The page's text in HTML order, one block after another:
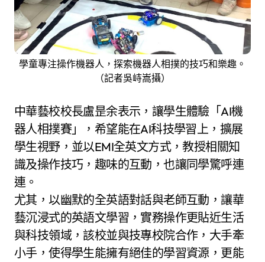
學童專注操作機器人，探索機器人相撲的技巧和樂趣。
（記者吳峙嵩攝）
中華藝校校長盧昰余表示，讓學生體驗「AI機
器人相撲賽」，希望能在AI科技學習上，擴展
學生視野，並以EMI全英文方式，教授相關知
識及操作技巧，趣味的互動，也讓同學驚呼連
連。
尤其，以幽默的全英語對話與老師互動，讓華
藝沉浸式的英語文學習，實務操作更貼近生活
與科技領域，該校並與技專校院合作，大手牽
小手，使得學生能擁有絕佳的學習資源，更能